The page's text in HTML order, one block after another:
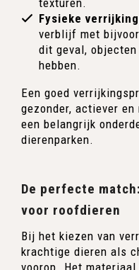
Fysieke
verblijf met
dit geval,
hebben.
Een goed
gezonder, actiever
een belangrijk
dierenparken.
De perfecte
voor roofdieren
Bij het kiezen van
krachtige dieren als
voorop. Het